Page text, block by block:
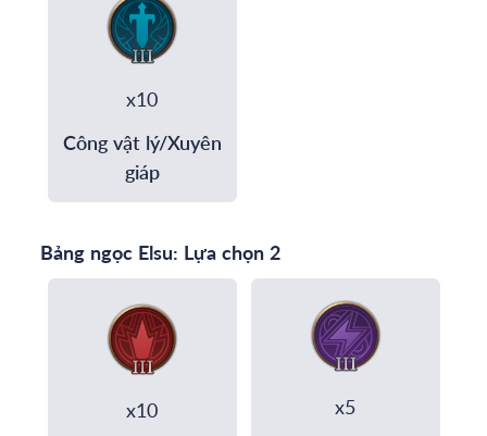
x10
Công vật lý/Xuyên
giáp
Bảng ngọc Elsu: Lựa chọn 2
x10
x5